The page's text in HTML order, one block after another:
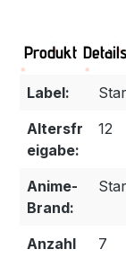
Produkt Details
Label:
Altersfr
eigabe:
12
Anime-
Brand:
Anzahl
7